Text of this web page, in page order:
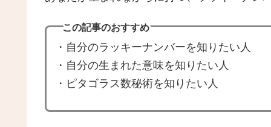
この記事のおすすめ
・自分のラッキーナンバーを知りたい人
・自分の生まれた意味を知りたい人
・ピタゴラス数秘術を知りたい人